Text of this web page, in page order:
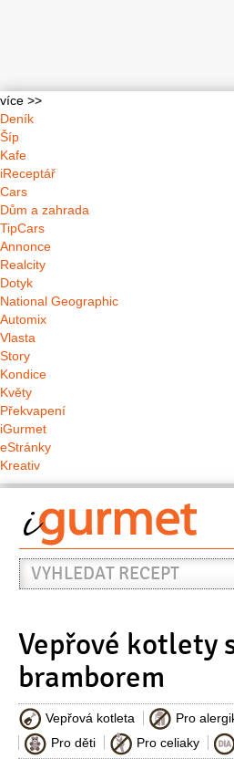
více >>
Deník
Šíp
Kafe
iReceptář
Cars
Dům a zahrada
TipCars
Annonce
Realcity
Dotyk
National Geographic
Automix
Vlasta
Story
Kondice
Květy
Překvapení
iGurmet
eStránky
Kreativ
Vyhledat
recept
Vepřové kotlety
bramborem
Vepřová kotleta
Pro
Pro děti
Pro celiaky